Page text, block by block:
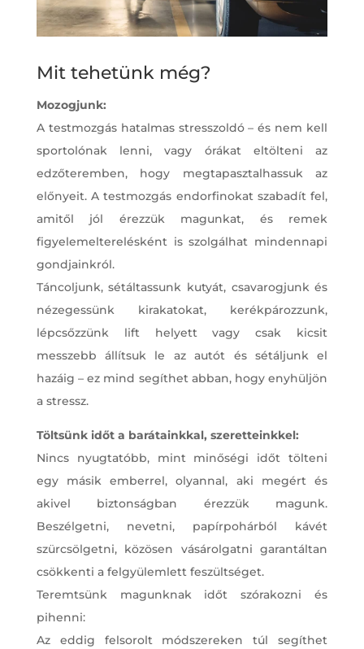
Mit tehetünk még?
Mozogjunk:
A testmozgás hatalmas stresszoldó – és nem kell
sportolónak lenni, vagy órákat eltölteni az
edzőteremben, hogy megtapasztalhassuk az
előnyeit. A testmozgás endorfinokat szabadít fel,
amitől jól érezzük magunkat, és remek
figyelemelterelésként is szolgálhat mindennapi
gondjainkról.
Táncoljunk, sétáltassunk kutyát, csavarogjunk és
nézegessünk kirakatokat, kerékpározzunk,
lépcsőzzünk lift helyett vagy csak kicsit
messzebb állítsuk le az autót és sétáljunk el
hazáig – ez mind segíthet abban, hogy enyhüljön
a stressz.
Töltsünk időt a barátainkkal, szeretteinkkel:
Nincs nyugtatóbb, mint minőségi időt tölteni
egy másik emberrel, olyannal, aki megért és
akivel biztonságban érezzük magunk.
Beszélgetni, nevetni, papírpohárból kávét
szürcsölgetni, közösen vásárolgatni garantáltan
csökkenti a felgyülemlett feszültséget.
Teremtsünk magunknak időt szórakozni és
pihenni:
Az eddig felsorolt módszereken túl segíthet